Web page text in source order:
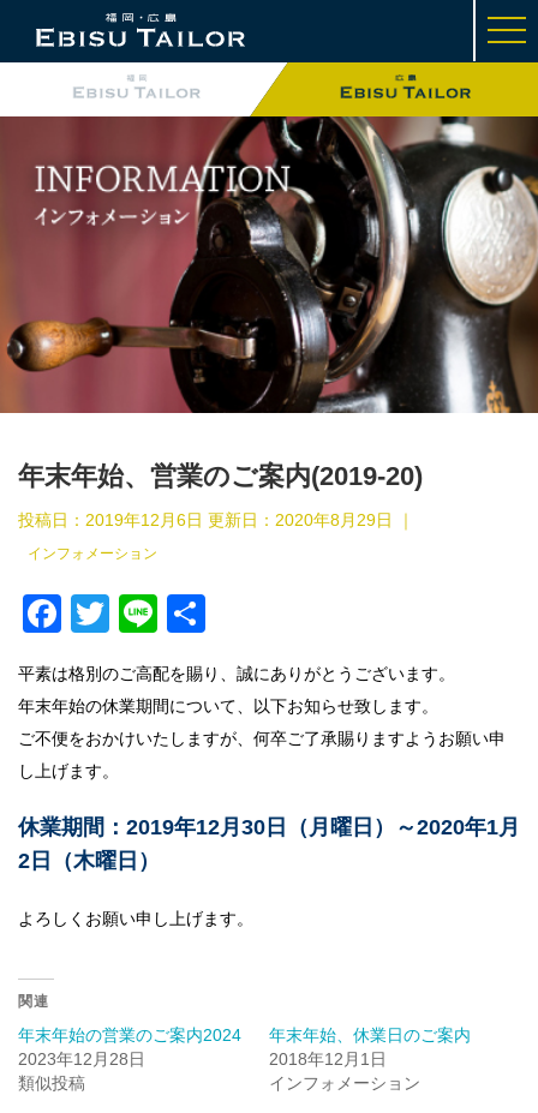
t
o
g
e
a
v
i
g
a
t
i
o
年末年始、営業のご案内(2019-20)
投稿日：2019年12月6日 更新日： 2020年8月29日 ｜
インフォメーション
F
c
e
b
o
o
k
T
tt
er
Li
e
平素は格別のご高配を賜り、誠にありがとうございます。
年末年始の休業期間について、以下お知らせ致します。
ご不便をおかけいたしますが、何卒ご了承賜りますようお願い申
し上げます。
休業期間：2019年12月30日（月曜日）～2020年1月
2日（木曜日）
よろしくお願い申し上げます。
関連
年末年始の営業のご案内2024
2023年12月28日
類似投稿
年末年始、休業日のご案内
2018年12月1日
インフォメーション